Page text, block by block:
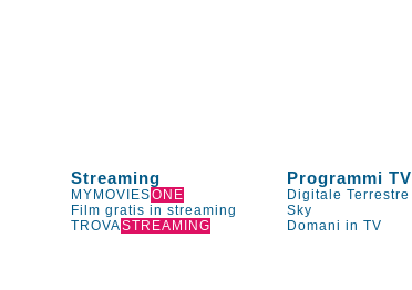
Streaming Programmi TV
MYMOVIESONE Digitale Terrestre
Film gratis in streaming Sky
TROVASTREAMING Domani in TV